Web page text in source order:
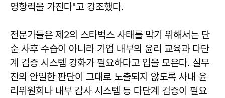
영향력을 가진다"고 강조했다.
전문가들은 제2의 스타벅스 사태를 막기 위해서는 단
순 사후 수습이 아니라 기업 내부의 윤리 교육과 다단
계 검증 시스템 강화가 필요하다고 입을 모은다. 실무
진의 안일한 판단이 그대로 노출되지 않도록 사내 윤
리위원회나 내부 감사 시스템 등 다단계 검증이 필요